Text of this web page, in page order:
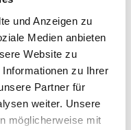
und Anzeigen zu
Medien anbieten
Website zu
zu Ihrer
Partner für
weiter. Unsere
möglicherweise mit
ab